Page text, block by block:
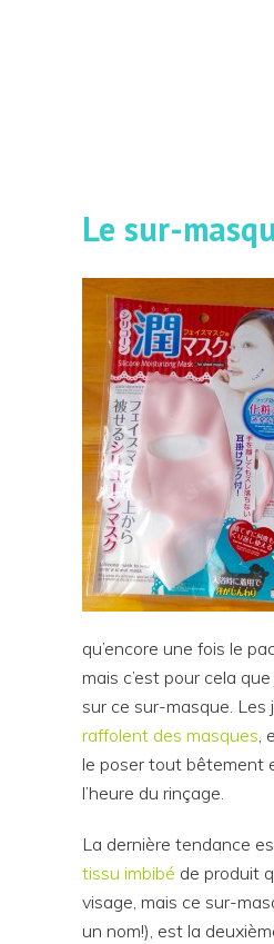
Le sur-
qu’encore une fois le
mais c’est pour cela
sur ce sur-masque. Les
raffolent des masques,
le poser tout bêtement
l’heure du rinçage.
La dernière tendance
tissu imbibé de produit
visage, mais ce sur-
un nom!), est la